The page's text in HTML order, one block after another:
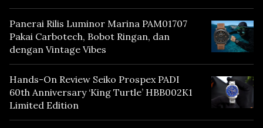
Panerai Rilis Luminor Marina PAM01707
Pakai Carbotech, Bobot Ringan, dan
dengan Vintage Vibes
Hands-On Review Seiko Prospex PADI
60th Anniversary ‘King Turtle’ HBB002K1
Limited Edition